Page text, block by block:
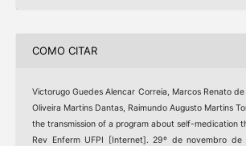
COMO CITAR
Victorugo Guedes Alencar Correia, Marcos Renato
Oliveira Martins Dantas, Raimundo Augusto Martins
the transmission of a program about self-medication
Rev Enferm UFPI [Internet]. 29º de novembro